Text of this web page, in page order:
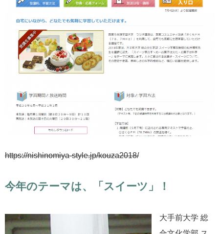
https://nishinomiya-style.jp/kouza2018/
今年のテーマは、「スイーツ」！
大手前大学 総